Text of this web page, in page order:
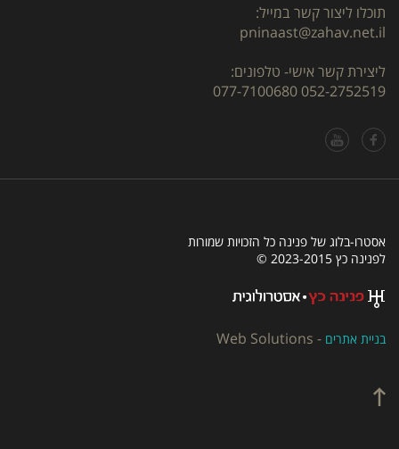
תוכלו ליצור קשר במייל:
pninaast@zahav.net.il
ליצירת קשר אישי- טלפונים:
052-2752519
077-7100680
אסטרו-בלוג של פנינה כל הזכויות שמורות
לפנינה כץ 2023-2015 ©
בניית אתרים -
Web Solutions